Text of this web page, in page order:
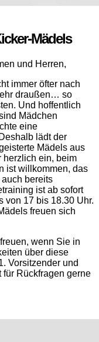
Mädels
und Herren,
immer öfter nach
draußen… so
Und hoffentlich
Mädchen
eine
lädt der
Mädels aus
herzlich ein, beim
ist willkommen, das
bereits
ist ab sofort
von 17 bis 18.30 Uhr.
freuen sich
wenn Sie in
über diese
Vorsitzender und
für Rückfragen gerne